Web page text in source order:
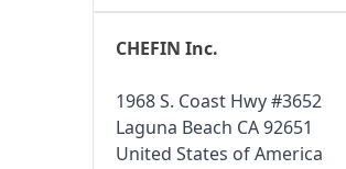
CHEFIN Inc.
1968 S. Coast Hwy #3652
Laguna Beach CA 92651
United States of America